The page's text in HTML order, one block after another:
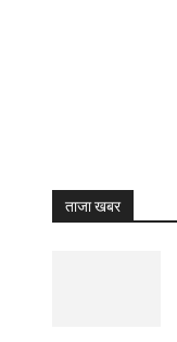
ताजा खबर